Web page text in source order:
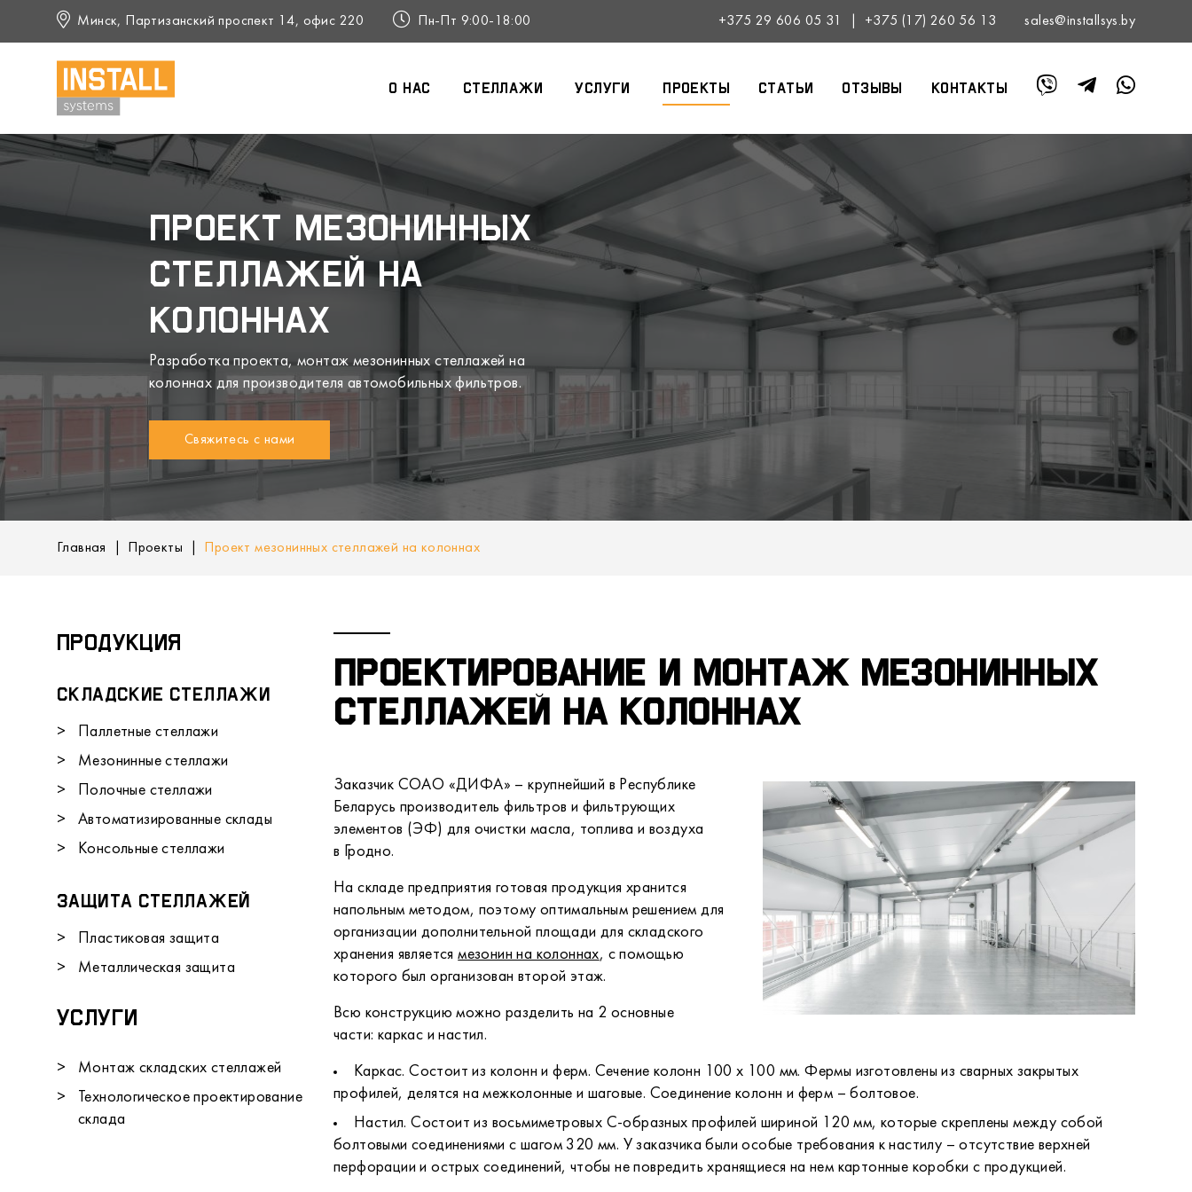
Минск, Партизанский проспект 14, офис 220 Пн-Пт 9:00-18:00 +375 29 606 05 31 +375 (17) 260 56 13 sales@installsys.by
О нас Стеллажи Услуги Проекты Статьи Отзывы Контакты
Проект мезонинных
стеллажей на
колоннах
Разработка проекта, монтаж мезонинных стеллажей на
колоннах для производителя автомобильных фильтров.
Свяжитесь с нами
Главная Проекты Проект мезонинных стеллажей на колоннах
Продукция
Складские стеллажи
Паллетные стеллажи
Мезонинные стеллажи
Полочные стеллажи
Автоматизированные склады
Консольные стеллажи
Защита стеллажей
Пластиковая защита
Металлическая защита
Услуги
Монтаж складских стеллажей
Технологическое проектирование
склада
Проектирование и монтаж мезонинных
стеллажей на колоннах
Заказчик СОАО «ДИФА» – крупнейший в Республике
Беларусь производитель фильтров и фильтрующих
элементов (ЭФ) для очистки масла, топлива и воздуха
в Гродно.
На складе предприятия готовая продукция хранится
напольным методом, поэтому оптимальным решением для
организации дополнительной площади для складского
хранения являетсямезонин на колоннах, с помощью
которого был организован второй этаж.
Всю конструкцию можно разделить на 2 основные
части: каркас и настил.
Каркас. Состоит из колонн и ферм. Сечение колонн 100 х 100 мм. Фермы изготовлены из сварных закрытых
профилей, делятся на межколонные и шаговые. Соединение колонн и ферм – болтовое.
Настил. Состоит из восьмиметровых С-образных профилей шириной 120 мм, которые скреплены между собой
болтовыми соединениями с шагом 320 мм. У заказчика были особые требования к настилу – отсутствие верхней
перфорации и острых соединений, чтобы не повредить хранящиеся на нем картонные коробки с продукцией.